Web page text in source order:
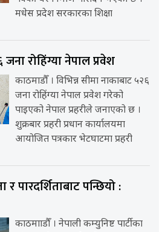
मधेस प्रदेश सरकारका शिक्षा
रोहिंग्या नेपाल प्रवेश
काठमाडौँ । विभिन्न सीमा नाकाबाट ५२६
जना रोहिंग्या नेपाल प्रवेश गरेको
पाइएको नेपाल प्रहरीले जनाएको छ ।
शुक्रबार प्रहरी प्रधान कार्यालयमा
आयोजित पत्रकार भेटघाटमा प्रहरी
पारदर्शिताबाट पन्छियो :
काठमााडौँ । नेपाली कम्युनिष्ट पार्टीका